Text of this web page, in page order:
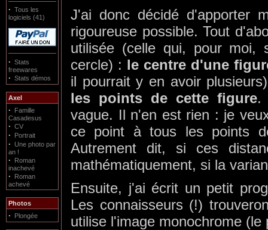
· Tous les
logiciels (41)
· Stats
freewares
· Stats démos
Axel
·
Famille
Casadesus
· CV
· Portrait
·
Une photo par
an !
·
Roman
inachevé
·
Roman
achevé
Photos
· Plongée
J'ai donc décidé d'apporter
rigoureuse possible. Tout
utilisée (celle qui, pour moi,
cercle) : le centre d'une
il pourrait y en avoir
les points de cette figure.
vague. Il n'en est rien : je
ce point à tous les points
Autrement dit, si ces
mathématiquement, si la
Ensuite, j'ai écrit un petit
Les connaisseurs (!)
utilise l'image monochrome